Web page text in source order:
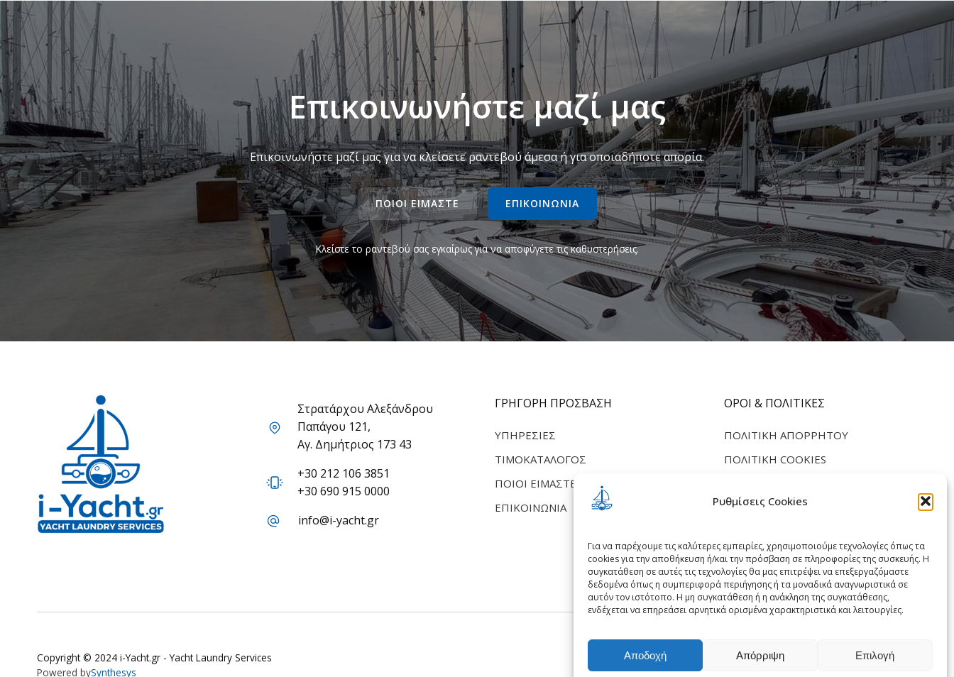
Ρυθμίσεις Cookies
Για να παρέχουμε τις καλύτερες εμπειρίες, χρησιμοποιούμε τεχνολογίες όπως τα
cookies για την αποθήκευση ή/και την πρόσβαση σε πληροφορίες της συσκευής. Η
συγκατάθεση σε αυτές τις τεχνολογίες θα μας επιτρέψει να επεξεργαζόμαστε
δεδομένα όπως η συμπεριφορά περιήγησης ή τα μοναδικά αναγνωριστικά σε
αυτόν τον ιστότοπο. Η μη συγκατάθεση ή η ανάκληση της συγκατάθεσης,
ενδέχεται να επηρεάσει αρνητικά ορισμένα χαρακτηριστικά και λειτουργίες.
Αποδοχή Απόρριψη Επιλογή
Επικοινωνήστε μαζί μας
Επικοινωνήστε μαζί μας για να κλείσετε ραντεβού άμεσα ή για οποιαδήποτε απορία.
ΠΟΙΟΙ ΕΊΜΑΣΤΕ ΕΠΙΚΟΙΝΩΝΊΑ
Κλείστε το ραντεβού σας εγκαίρως για να αποφύγετε τις καθυστερήσεις.
Στρατάρχου Αλεξάνδρου
Παπάγου 121,
Αγ. Δημήτριος 173 43
+30 212 106 3851
+30 690 915 0000
info@i-yacht.gr
ΓΡΉΓΟΡΗ ΠΡΌΣΒΑΣΗ
ΥΠΗΡΕΣΊΕΣ
ΤΙΜΟΚΑΤΆΛΟΓΟΣ
ΠΟΙΟΙ ΕΊΜΑΣΤΕ
ΕΠΙΚΟΙΝΩΝΊΑ
ΌΡΟΙ & ΠΟΛΙΤΙΚΈΣ
ΠΟΛΙΤΙΚΉ ΑΠΟΡΡΉΤΟΥ
ΠΟΛΙΤΙΚΉ COOKIES
Copyright © 2024 i-Yacht.gr - Yacht Laundry Services
Powered bySynthesys